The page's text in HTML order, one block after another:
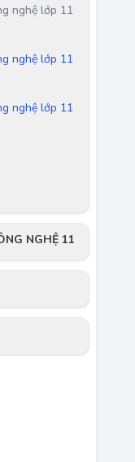
nghệ lớp 11
nghệ lớp 11
nghệ lớp 11
NGHỆ 11